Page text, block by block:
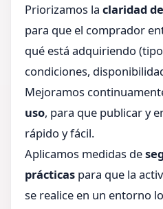
Priorizamos la claridad
para que el comprador
qué está adquiriendo
condiciones,
Mejoramos
uso, para que publicar y
rápido y fácil.
Aplicamos medidas de
prácticas para que la
se realice en un entorno